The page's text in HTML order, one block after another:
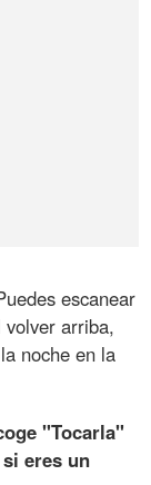
escanear
arriba,
noche en la
"Tocarla"
eres un